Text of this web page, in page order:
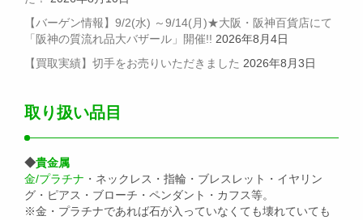
【バーゲン情報】9/2(水) ～9/14(月)★大阪・阪神百貨店にて
「阪神の質流れ品大バザール」開催!! 2026年8月4日
【買取実績】切手をお売りいただきました 2026年8月3日
取り扱い品目
◆貴金属
金/プラチナ ・ネックレス・指輪・ブレスレット・イヤリン
グ・ピアス・ブローチ・ペンダント・カフス等。
※金・プラチナであれば石が入っていなくても壊れていても